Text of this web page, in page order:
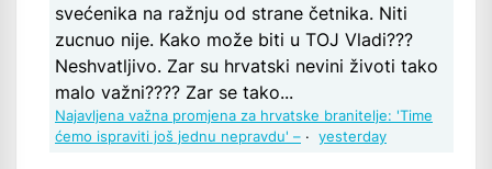
svećenika na ražnju od strane četnika. Niti
zucnuo nije. Kako može biti u TOJ Vladi???
Neshvatljivo. Zar su hrvatski nevini životi tako
malo važni???? Zar se tako...
Najavljena važna promjena za hrvatske branitelje: 'Time
ćemo ispraviti još jednu nepravdu' – · yesterday